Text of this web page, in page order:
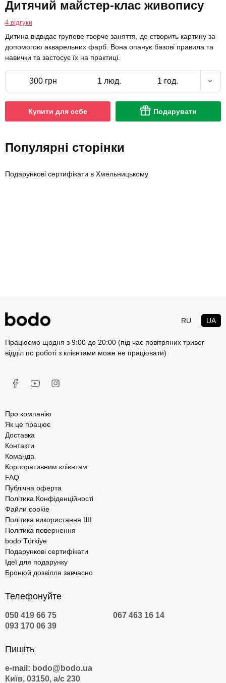
Дитячий майстер-клас живопису
4 відгуки
Дитина відвідає групове творче заняття, де створить картину за
допомогою акварельних фарб. Вона опанує базові правила та
навички та застосує їх на практиці.
300 грн 1 люд. 1 год.
Купити для себе Подарувати
Популярні сторінки
Подарункові сертифікати в Хмельницькому
RU UA
Працюємо щодня з 9:00 до 20:00 (під час повітряних тривог
відділ по роботі з клієнтами може не працювати)
Про компанію
Як це працює
Доставка
Контакти
Команда
Корпоративним клієнтам
FAQ
Публічна оферта
Політика Конфіденційності
Файли cookie
Політика використання ШІ
Політика повернення
bodo Türkiye
Подарункові сертифікати
Ідеї для подарунку
Бронюй дозвілля завчасно
Телефонуйте
050 419 66 75
067 463 16 14
093 170 06 39
Пишіть
e-mail: bodo@bodo.ua
Київ, 03150, а/с 230